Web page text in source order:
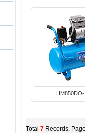
HM850DO-
Total 7Records,